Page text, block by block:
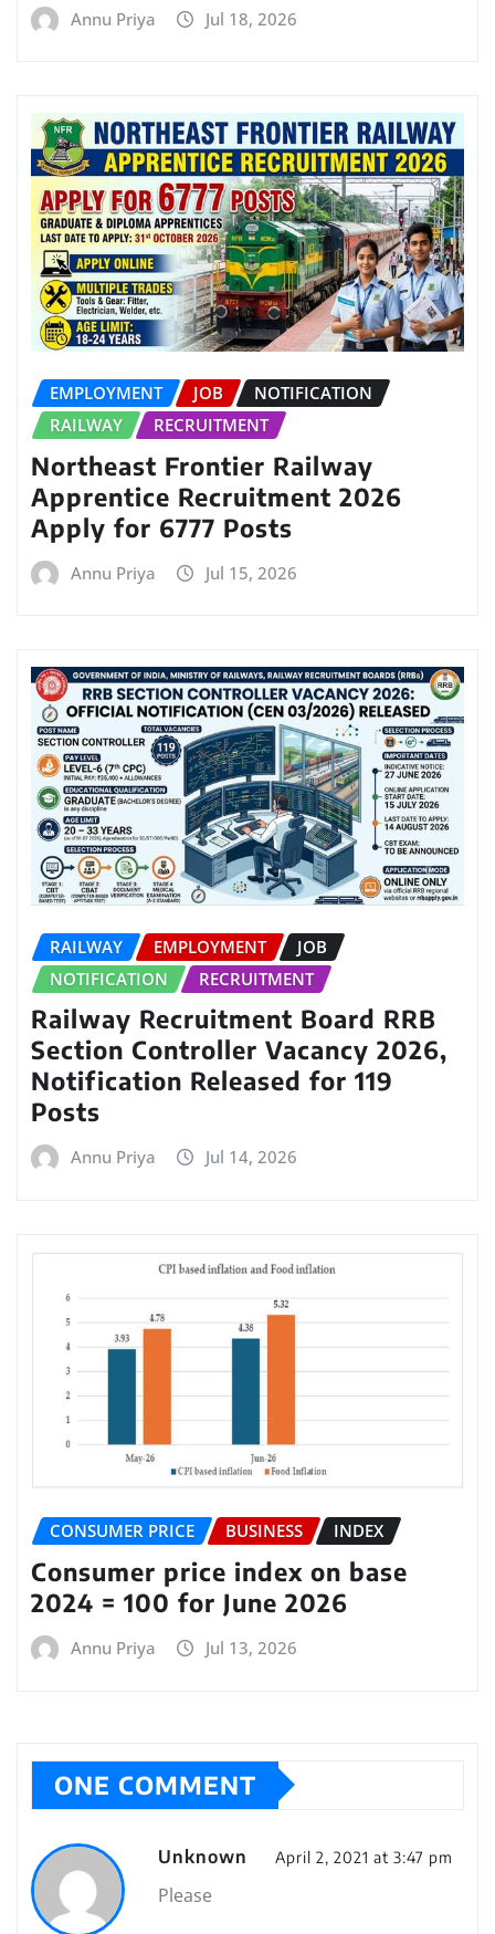
Annu Priya Jul 18, 2026
EMPLOYMENT JOB
NOTIFICATION
RAILWAY
RECRUITMENT
Northeast Frontier Railway
Apprentice Recruitment 2026
Apply for 6777 Posts
Annu Priya Jul 15, 2026
RAILWAY EMPLOYMENT
JOB
NOTIFICATION
RECRUITMENT
Railway Recruitment Board RRB
Section Controller Vacancy 2026,
Notification Released for 119
Posts
Annu Priya Jul 14, 2026
CONSUMER PRICE BUSINESS INDEX
Consumer price index on base
2024 = 100 for June 2026
Annu Priya Jul 13, 2026
ONE COMMENT
Unknown April 2, 2021 at 3:47 pm
Please